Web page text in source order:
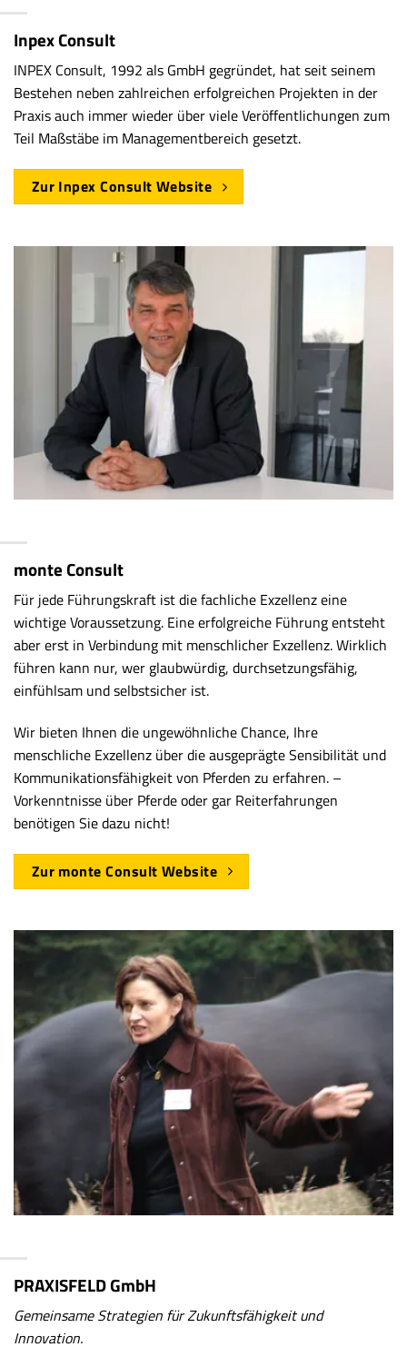
Inpex Consult
INPEX Consult, 1992 als GmbH gegründet, hat seit seinem
Bestehen neben zahlreichen erfolgreichen Projekten in der
Praxis auch immer wieder über viele Veröffentlichungen zum
Teil Maßstäbe im Managementbereich gesetzt.
Zur Inpex Consult Website
monte Consult
Für jede Führungskraft ist die fachliche Exzellenz eine
wichtige Voraussetzung. Eine erfolgreiche Führung entsteht
aber erst in Verbindung mit menschlicher Exzellenz. Wirklich
führen kann nur, wer glaubwürdig, durchsetzungsfähig,
einfühlsam und selbstsicher ist.
Wir bieten Ihnen die ungewöhnliche Chance, Ihre
menschliche Exzellenz über die ausgeprägte Sensibilität und
Kommunikationsfähigkeit von Pferden zu erfahren. –
Vorkenntnisse über Pferde oder gar Reiterfahrungen
benötigen Sie dazu nicht!
Zur monte Consult Website
PRAXISFELD GmbH
Gemeinsame Strategien für Zukunftsfähigkeit und
Innovation.